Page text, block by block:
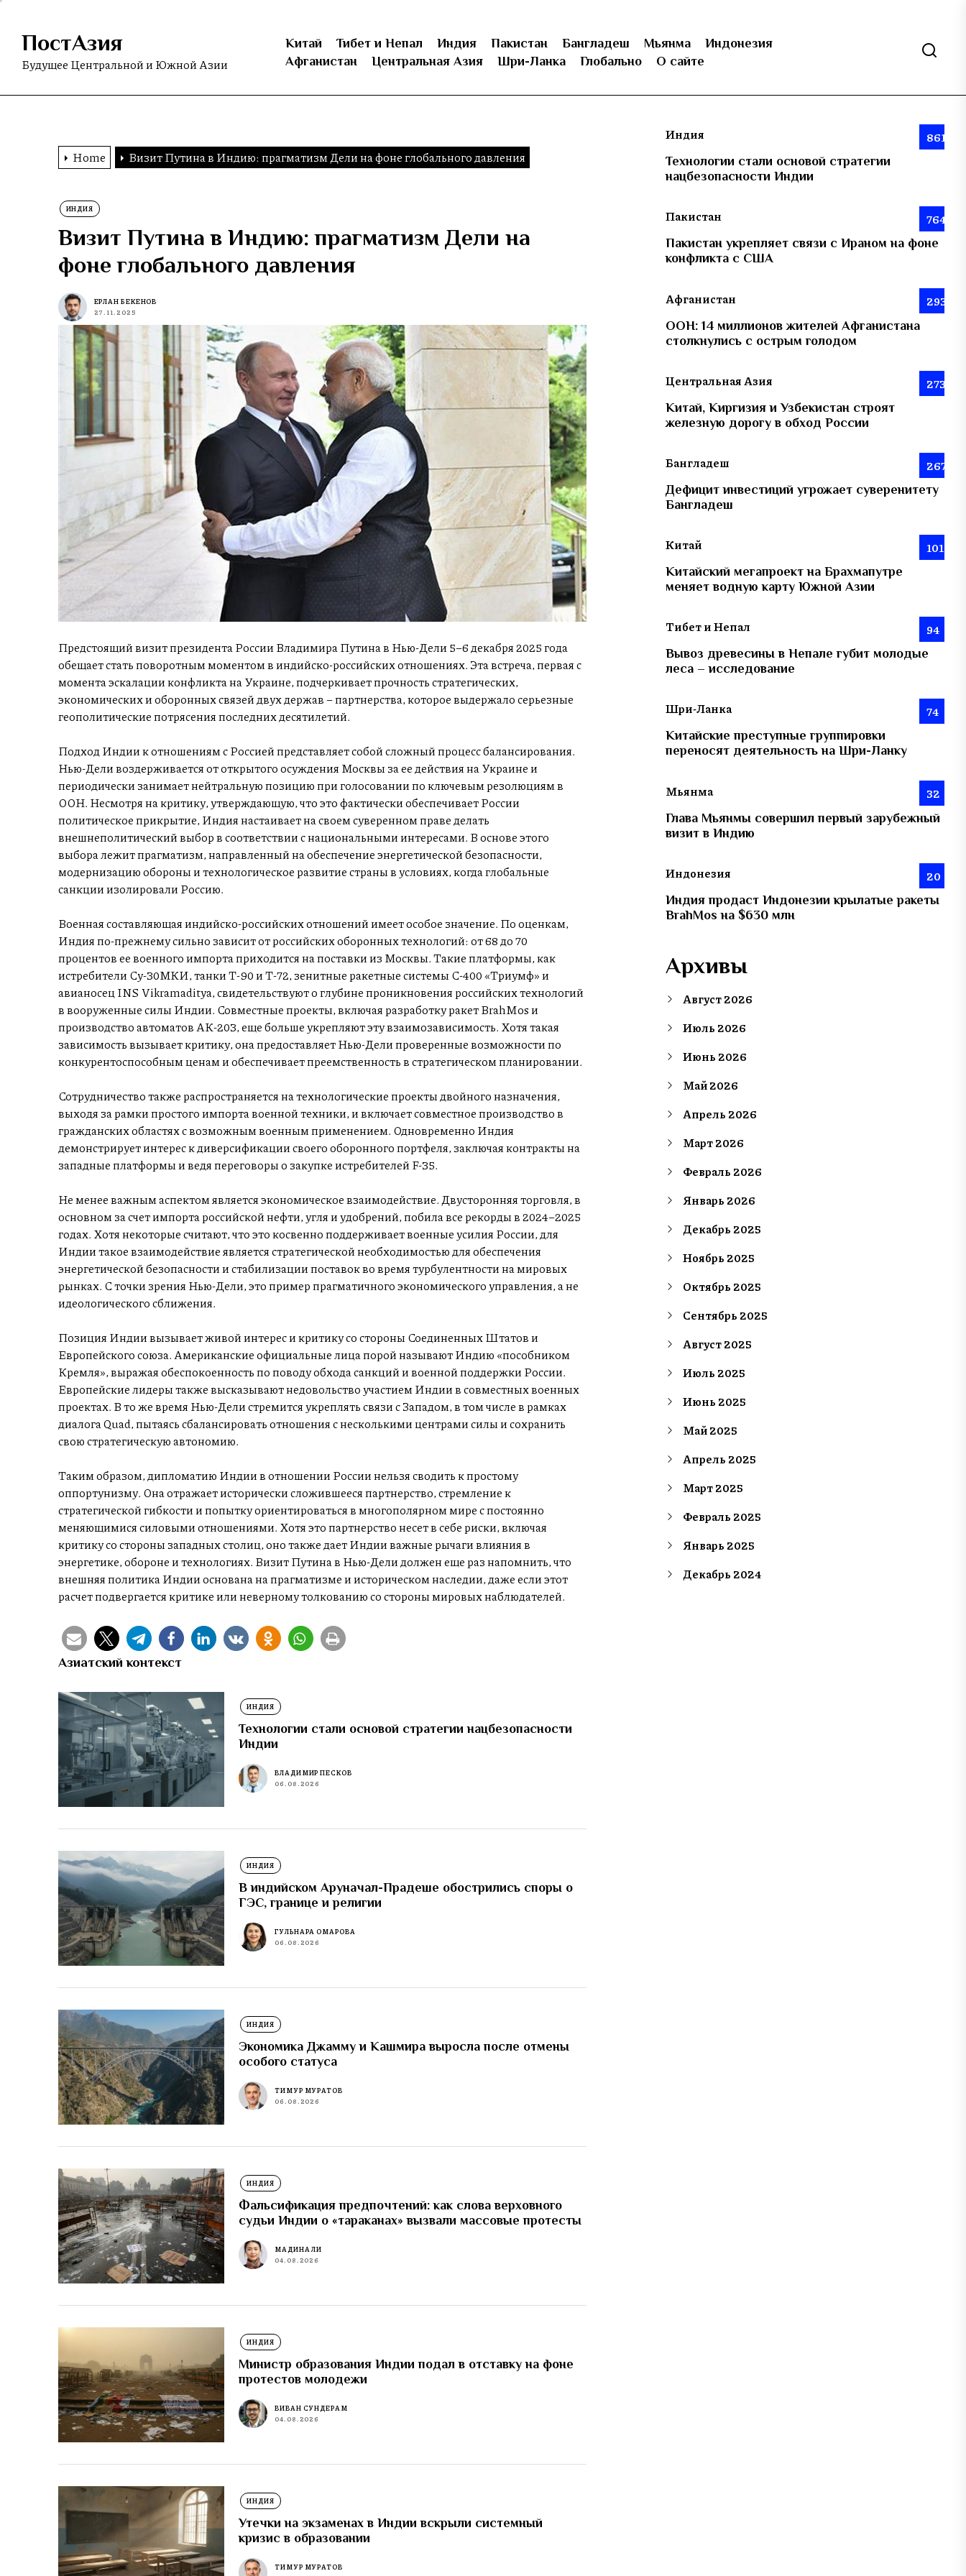
Skip
content
ПостАзия
Будущее Центральной и Южной Азии
Китай Тибет и Непал Индия Пакистан Бангладеш Мьянма
Индонезия
Афганистан
Центральная Азия Шри-Ланка Глобально О сайте
Home Визит Путина в Индию: прагматизм Дели на фоне глобального давления
ИНДИЯ
Визит Путина в Индию: прагматизм Дели на
фоне глобального давления
ЕРЛАН БЕКЕНОВ
27.11.2025
Предстоящий визит президента России Владимира Путина в Нью-Дели 5–6 декабря 2025 года
обещает стать поворотным моментом в индийско-российских отношениях. Эта встреча, первая с
момента эскалации конфликта на Украине, подчеркивает прочность стратегических,
экономических и оборонных связей двух держав – партнерства, которое выдержало серьезные
геополитические потрясения последних десятилетий.
Подход Индии к отношениям с Россией представляет собой сложный процесс балансирования.
Нью-Дели воздерживается от открытого осуждения Москвы за ее действия на Украине и
периодически занимает нейтральную позицию при голосовании по ключевым резолюциям в
ООН. Несмотря на критику, утверждающую, что это фактически обеспечивает России
политическое прикрытие, Индия настаивает на своем суверенном праве делать
внешнеполитический выбор в соответствии с национальными интересами. В основе этого
выбора лежит прагматизм, направленный на обеспечение энергетической безопасности,
модернизацию обороны и технологическое развитие страны в условиях, когда глобальные
санкции изолировали Россию.
Военная составляющая индийско-российских отношений имеет особое значение. По оценкам,
Индия по-прежнему сильно зависит от российских оборонных технологий: от 68 до 70
процентов ее военного импорта приходится на поставки из Москвы. Такие платформы, как
истребители Су-30МКИ, танки Т-90 и Т-72, зенитные ракетные системы С-400 «Триумф» и
авианосец INS Vikramaditya, свидетельствуют о глубине проникновения российских технологий
в вооруженные силы Индии. Совместные проекты, включая разработку ракет BrahMos и
производство автоматов АК-203, еще больше укрепляют эту взаимозависимость. Хотя такая
зависимость вызывает критику, она предоставляет Нью-Дели проверенные возможности по
конкурентоспособным ценам и обеспечивает преемственность в стратегическом планировании.
Сотрудничество также распространяется на технологические проекты двойного назначения,
выходя за рамки простого импорта военной техники, и включает совместное производство в
гражданских областях с возможным военным применением. Одновременно Индия
демонстрирует интерес к диверсификации своего оборонного портфеля, заключая контракты на
западные платформы и ведя переговоры о закупке истребителей F-35.
Не менее важным аспектом является экономическое взаимодействие. Двусторонняя торговля, в
основном за счет импорта российской нефти, угля и удобрений, побила все рекорды в 2024–2025
годах. Хотя некоторые считают, что это косвенно поддерживает военные усилия России, для
Индии такое взаимодействие является стратегической необходимостью для обеспечения
энергетической безопасности и стабилизации поставок во время турбулентности на мировых
рынках. С точки зрения Нью-Дели, это пример прагматичного экономического управления, а не
идеологического сближения.
Позиция Индии вызывает живой интерес и критику со стороны Соединенных Штатов и
Европейского союза. Американские официальные лица порой называют Индию «пособником
Кремля», выражая обеспокоенность по поводу обхода санкций и военной поддержки России.
Европейские лидеры также высказывают недовольство участием Индии в совместных военных
проектах. В то же время Нью-Дели стремится укреплять связи с Западом, в том числе в рамках
диалога Quad, пытаясь сбалансировать отношения с несколькими центрами силы и сохранить
свою стратегическую автономию.
Таким образом, дипломатию Индии в отношении России нельзя сводить к простому
оппортунизму. Она отражает исторически сложившееся партнерство, стремление к
стратегической гибкости и попытку ориентироваться в многополярном мире с постоянно
меняющимися силовыми отношениями. Хотя это партнерство несет в себе риски, включая
критику со стороны западных столиц, оно также дает Индии важные рычаги влияния в
энергетике, обороне и технологиях. Визит Путина в Нью-Дели должен еще раз напомнить, что
внешняя политика Индии основана на прагматизме и историческом наследии, даже если этот
расчет подвергается критике или неверному толкованию со стороны мировых наблюдателей.
Азиатский контекст
ИНДИЯ
Технологии стали основой стратегии нацбезопасности
Индии
ВЛАДИМИР ПЕСКОВ
06.08.2026
ИНДИЯ
В индийском Аруначал-Прадеше обострились споры о
ГЭС, границе и религии
ГУЛЬНАРА ОМАРОВА
06.08.2026
ИНДИЯ
Экономика Джамму и Кашмира выросла после отмены
особого статуса
ТИМУР МУРАТОВ
06.08.2026
ИНДИЯ
Фальсификация предпочтений: как слова верховного
судьи Индии о «тараканах» вызвали массовые протесты
МАДИНА ЛИ
04.08.2026
ИНДИЯ
Министр образования Индии подал в отставку на фоне
протестов молодежи
ВИВАН СУНДЕРАМ
04.08.2026
ИНДИЯ
Утечки на экзаменах в Индии вскрыли системный
кризис в образовании
ТИМУР МУРАТОВ
Индия 861
Технологии стали основой стратегии
нацбезопасности Индии
Пакистан 764
Пакистан укрепляет связи с Ираном на фоне
конфликта с США
Афганистан 293
ООН: 14 миллионов жителей Афганистана
столкнулись с острым голодом
Центральная Азия 273
Китай, Киргизия и Узбекистан строят
железную дорогу в обход России
Бангладеш 267
Дефицит инвестиций угрожает суверенитету
Бангладеш
Китай 101
Китайский мегапроект на Брахмапутре
меняет водную карту Южной Азии
Тибет и Непал 94
Вывоз древесины в Непале губит молодые
леса – исследование
Шри-Ланка 74
Китайские преступные группировки
переносят деятельность на Шри-Ланку
Мьянма 32
Глава Мьянмы совершил первый зарубежный
визит в Индию
Индонезия 20
Индия продаст Индонезии крылатые ракеты
BrahMos на $630 млн
Архивы
Август 2026
Июль 2026
Июнь 2026
Май 2026
Апрель 2026
Март 2026
Февраль 2026
Январь 2026
Декабрь 2025
Ноябрь 2025
Октябрь 2025
Сентябрь 2025
Август 2025
Июль 2025
Июнь 2025
Май 2025
Апрель 2025
Март 2025
Февраль 2025
Январь 2025
Декабрь 2024